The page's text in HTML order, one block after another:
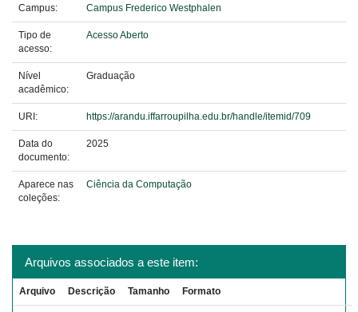
Campus: Campus Frederico Westphalen
Tipo de
acesso:
Acesso Aberto
Nível
acadêmico:
Graduação
URI: https://arandu.iffarroupilha.edu.br/handle/itemid/709
Data do
documento:
2025
Aparece nas
coleções:
Ciência da Computação
Arquivos associados a este item:
Arquivo Descrição Tamanho Formato